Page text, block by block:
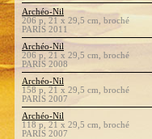
Archéo-Nil
206 p, 21 x 29,5 cm, broché
PARIS 2011
Archéo-Nil
206 p, 21 x 29,5 cm, broché
PARIS 2008
Archéo-Nil
158 p, 21 x 29,5 cm, broché
PARIS 2007
Archéo-Nil
118 p, 21 x 29,5 cm, broché
PARIS 2007